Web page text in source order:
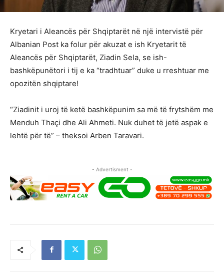
Kryetari i Aleancës për Shqiptarët në një intervistë për
Albanian Post ka folur për akuzat e ish Kryetarit të
Aleancës për Shqiptarët, Ziadin Sela, se ish-
bashkëpunëtori i tij e ka “tradhtuar” duke u rreshtuar me
opozitën shqiptare!
“Ziadinit i uroj të ketë bashkëpunim sa më të frytshëm me
Menduh Thaçi dhe Ali Ahmeti. Nuk duhet të jetë aspak e
lehtë për të” – theksoi Arben Taravari.
- Advertisment -